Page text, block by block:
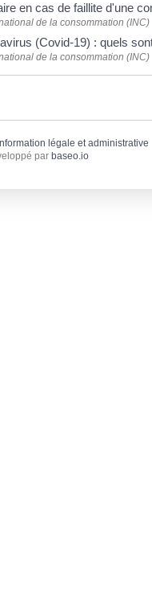
en cas de faillite d'une
de la consommation (INC)
(Covid-19) : quels
de la consommation (INC)
légale et administrative
par baseo.io